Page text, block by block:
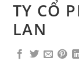
TY CỔ
LAN